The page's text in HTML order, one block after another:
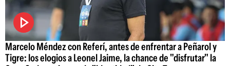
Marcelo Méndez con Referí, antes de enfrentar a Peñarol y
Tigre: los elogios a Leonel Jaime, la chance de "disfrutar" la